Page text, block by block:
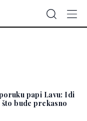
papi Lavu: Idi
bude prekasno